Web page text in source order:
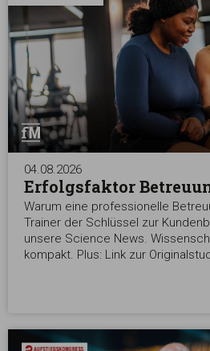
04.08.2026
Erfolgsfaktor
Warum eine professionelle
Trainer der Schlüssel zur
unsere Science News.
kompakt. Plus: Link zur